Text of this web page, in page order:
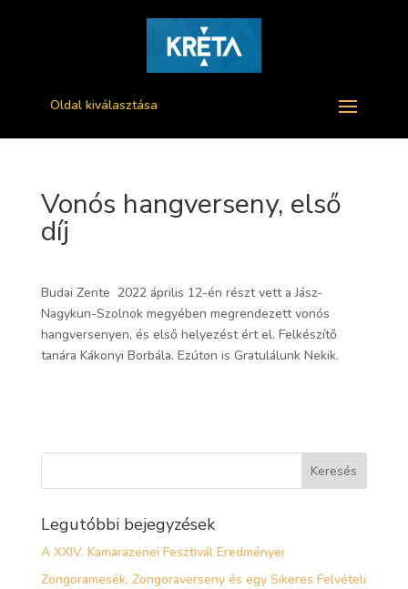
Oldal kiválasztása
Vonós hangverseny, első
díj
Budai Zente 2022 április 12-én részt vett a Jász-
Nagykun-Szolnok megyében megrendezett vonós
hangversenyen, és első helyezést ért el. Felkészítő
tanára Kákonyi Borbála. Ezúton is Gratulálunk Nekik.
Legutóbbi bejegyzések
A XXIV. Kamarazenei Fesztivál Eredményei
Zongoramesék, Zongoraverseny és egy Sikeres Felvételi